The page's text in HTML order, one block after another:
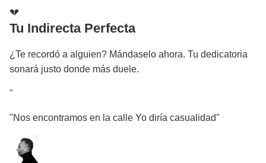
💔
Tu Indirecta Perfecta
¿Te recordó a alguien? Mándaselo ahora. Tu dedicatoria
sonará justo donde más duele.
"
"Nos encontramos en la calle Yo diría casualidad"